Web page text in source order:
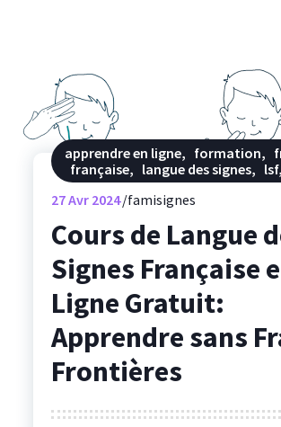
apprendre en ligne, formation,
française, langue des signes, lsf,
27Avr 2024 famisignes
Cours de Langue
Signes Française
Ligne Gratuit:
Apprendre sans
Frontières